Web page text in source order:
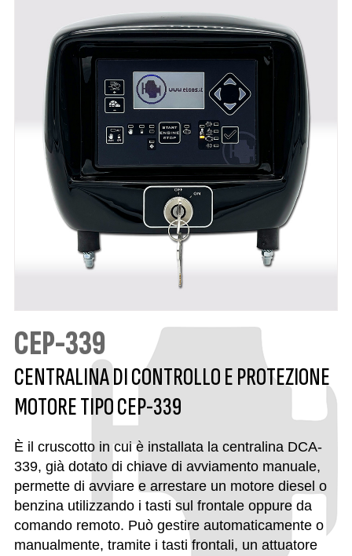
CEP-339
CENTRALINA DI CONTROLLO E PROTEZIONE
MOTORE TIPO CEP-339
È il cruscotto in cui è installata la centralina DCA-
339, già dotato di chiave di avviamento manuale,
permette di avviare e arrestare un motore diesel o
benzina utilizzando i tasti sul frontale oppure da
comando remoto. Può gestire automaticamente o
manualmente, tramite i tasti frontali, un attuatore